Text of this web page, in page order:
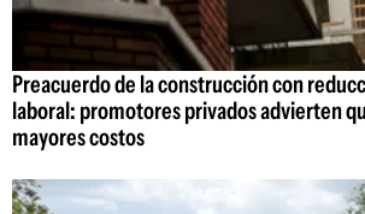
Preacuerdo de la construcción con
laboral: promotores privados advierten
mayores costos